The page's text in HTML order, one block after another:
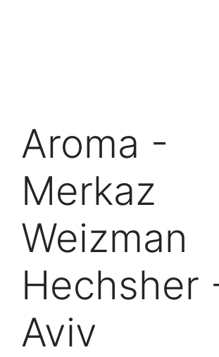
Aroma -
Merkaz
Weizman
Hechsher
Aviv